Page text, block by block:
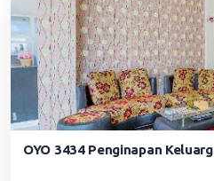
OYO 3434 Penginapan